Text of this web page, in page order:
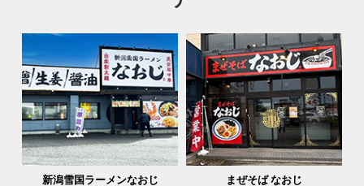
新潟雪国ラーメンなおじ まぜそば なおじ